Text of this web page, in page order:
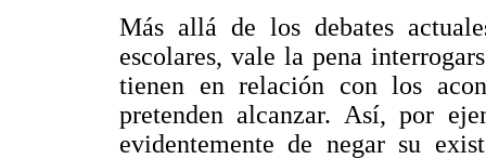
Más allá de los debates
escolares, vale la pena
tienen en relación con los
pretenden alcanzar. Así, por
evidentemente de negar su